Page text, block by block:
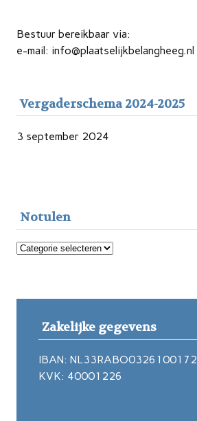
Bestuur bereikbaar via:
e-mail: info@plaatselijkbelangheeg.nl
Vergaderschema 2024-2025
3 september 2024
Notulen
Notulen
Zakelijke gegevens
IBAN: NL33RABO0326100172
KVK: 40001226